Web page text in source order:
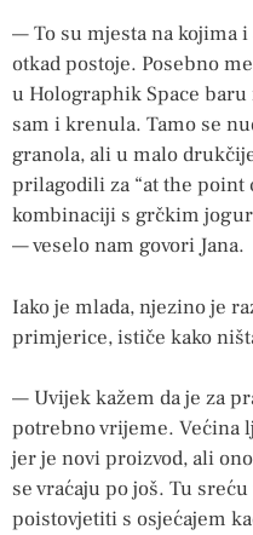
— To su mjesta na kojima
otkad postoje. Posebno
u Holographik Space
sam i krenula. Tamo se
granola, ali u malo
prilagodili za “at the
kombinaciji s grčkim
— veselo nam govori Jana.
Iako je mlada, njezino je
primjerice, ističe kako
— Uvijek kažem da je za
potrebno vrijeme. Većina
jer je novi proizvod, ali
se vraćaju po još. Tu
poistovjetiti s osjećajem